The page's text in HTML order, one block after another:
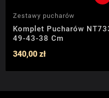
Zestawy pucharów
Komplet Pucharów
49-43-38 Cm
340,00 zł